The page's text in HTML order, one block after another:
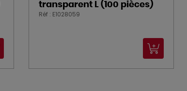
transparent L (100 pièces)
Réf : E1028059